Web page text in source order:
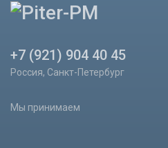
+7 (921) 904 40 45
Россия, Санкт-Петербург
Мы принимаем